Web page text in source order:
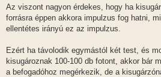
Az viszont nagyon érdekes, hogy ha
forrásra éppen akkora impulzus fog hatni,
ellentétes irányú ez az impulzus.
Ezért ha távolodik egymástól két test, és
kisugároznak 100-100 db fotont, akkor bár
a befogadóhoz megérkezik, de a